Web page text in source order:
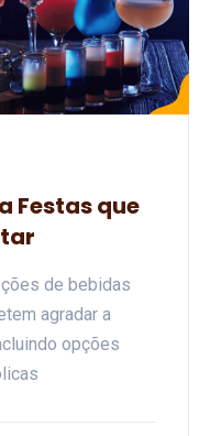
Festas que
de bebidas
agradar a
opções